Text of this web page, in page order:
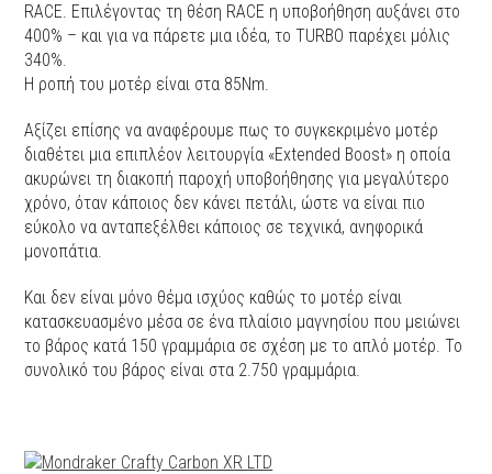
RACE. Επιλέγοντας τη θέση RACE η υποβοήθηση αυξάνει στο
400% – και για να πάρετε μια ιδέα, το TURBO παρέχει μόλις
340%.
Η ροπή του μοτέρ είναι στα 85Nm.
Αξίζει επίσης να αναφέρουμε πως το συγκεκριμένο μοτέρ
διαθέτει μια επιπλέον λειτουργία «Extended Boost» η οποία
ακυρώνει τη διακοπή παροχή υποβοήθησης για μεγαλύτερο
χρόνο, όταν κάποιος δεν κάνει πετάλι, ώστε να είναι πιο
εύκολο να ανταπεξέλθει κάποιος σε τεχνικά, ανηφορικά
μονοπάτια.
Και δεν είναι μόνο θέμα ισχύος καθώς το μοτέρ είναι
κατασκευασμένο μέσα σε ένα πλαίσιο μαγνησίου που μειώνει
το βάρος κατά 150 γραμμάρια σε σχέση με το απλό μοτέρ. Το
συνολικό του βάρος είναι στα 2.750 γραμμάρια.